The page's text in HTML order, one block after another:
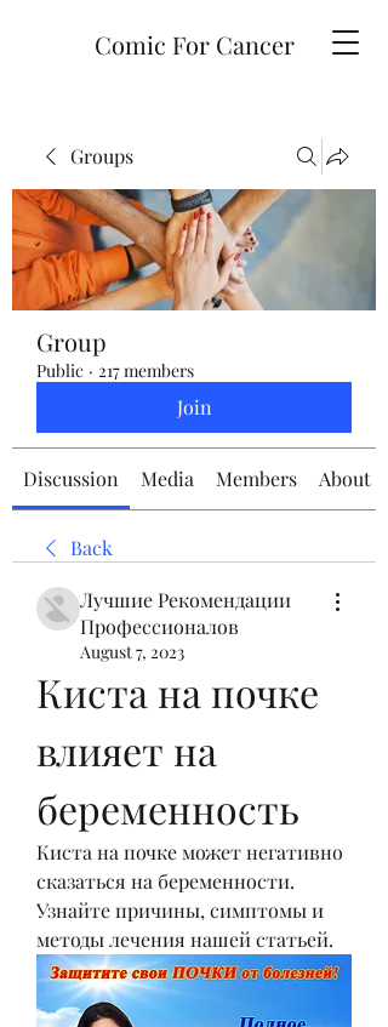
Comic For Cancer
Groups
Group
Public · 217 members
Join
Discussion Media Members About
Back
Лучшие Рекомендации
Профессионалов
August 7, 2023
Киста на почке
влияет на
беременность
Киста на почке может негативно
сказаться на беременности.
Узнайте причины, симптомы и
методы лечения нашей статьей.